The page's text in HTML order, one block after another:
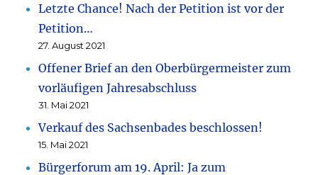
Letzte Chance! Nach der Petition ist vor der
Petition…
27. August 2021
Offener Brief an den Oberbürgermeister zum
vorläufigen Jahresabschluss
31. Mai 2021
Verkauf des Sachsenbades beschlossen!
15. Mai 2021
Bürgerforum am 19. April: Ja zum